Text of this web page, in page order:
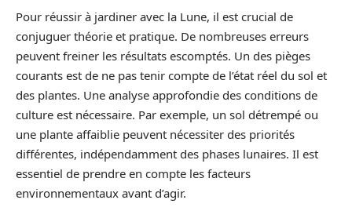
Pour réussir à jardiner avec la Lune, il est crucial de
conjuguer théorie et pratique. De nombreuses erreurs
peuvent freiner les résultats escomptés. Un des pièges
courants est de ne pas tenir compte de l’état réel du sol et
des plantes. Une analyse approfondie des conditions de
culture est nécessaire. Par exemple, un sol détrempé ou
une plante affaiblie peuvent nécessiter des priorités
différentes, indépendamment des phases lunaires. Il est
essentiel de prendre en compte les facteurs
environnementaux avant d’agir.